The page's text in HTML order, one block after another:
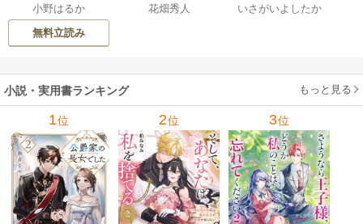
巻
小野はるか
無料立読み
日、三木たかしの5
したか 1巻
花畑秀人
お金の使い方編 1巻
いさがいよしたか
小説・実用書ランキング もっと見る
1位 2位 3位